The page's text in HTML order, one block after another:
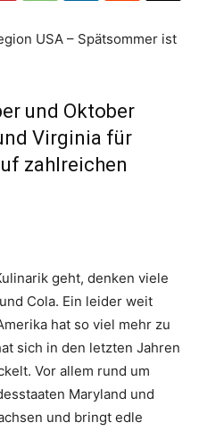
USA – Spätsommer ist
und Oktober
Virginia für
zahlreichen
geht, denken viele
Cola. Ein leider weit
hat so viel mehr zu
sich in den letzten Jahren
Vor allem rund um
Maryland und
und bringt edle